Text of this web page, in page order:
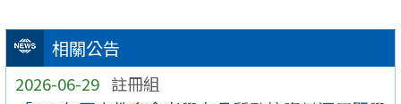
相關公告
2026-06-29 註冊組